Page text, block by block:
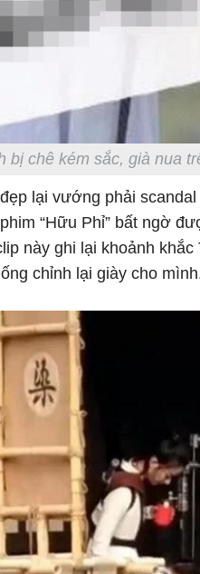
bị chê kém sắc, già nua
lại vướng phải
phim “Hữu Phỉ” bất ngờ
này ghi lại khoảnh
chỉnh lại giày cho